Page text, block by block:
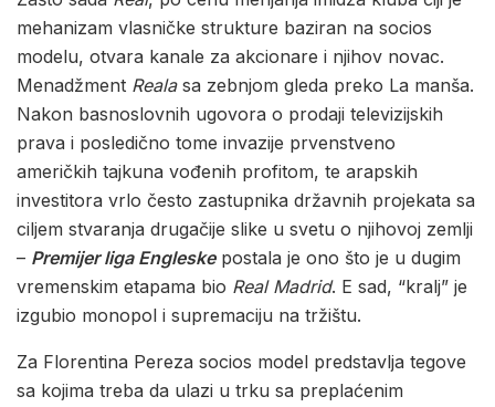
mehanizam vlasničke strukture baziran na socios
modelu, otvara kanale za akcionare i njihov novac.
Menadžment Realasa zebnjom gleda preko La manša.
Nakon basnoslovnih ugovora o prodaji televizijskih
prava i posledično tome invazije prvenstveno
američkih tajkuna vođenih profitom, te arapskih
investitora vrlo često zastupnika državnih projekata sa
ciljem stvaranja drugačije slike u svetu o njihovoj zemlji
– Premijer liga Engleskepostala je ono što je u dugim
vremenskim etapama bio Real Madrid. E sad, “kralj” je
izgubio monopol i supremaciju na tržištu.
Za Florentina Pereza socios model predstavlja tegove
sa kojima treba da ulazi u trku sa preplaćenim